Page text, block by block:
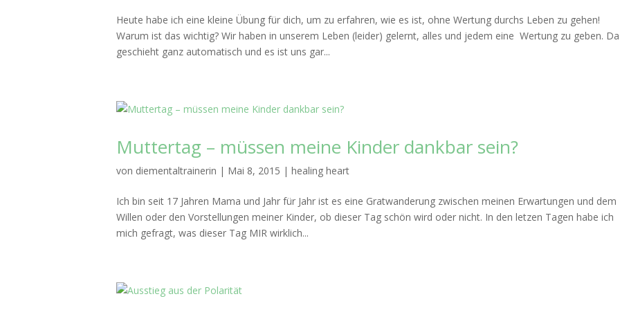
Heute habe ich eine kleine Übung für dich, um zu erfahren, wie es ist, ohne Wertung durchs Leben zu gehen!
Warum ist das wichtig? Wir haben in unserem Leben (leider) gelernt, alles und jedem eine Wertung zu geben.
geschieht ganz automatisch und es ist uns gar...
Muttertag – müssen meine Kinder dankbar sein?
von diementaltrainerin | Mai 8, 2015 | healing heart
Ich bin seit 17 Jahren Mama und Jahr für Jahr ist es eine Gratwanderung zwischen meinen Erwartungen und dem
Willen oder den Vorstellungen meiner Kinder, ob dieser Tag schön wird oder nicht. In den letzen Tagen habe ich
mich gefragt, was dieser Tag MIR wirklich...